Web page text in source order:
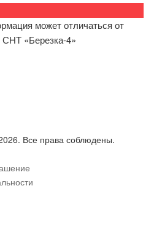
может отличаться от
«Березка-4»
Все права соблюдены.